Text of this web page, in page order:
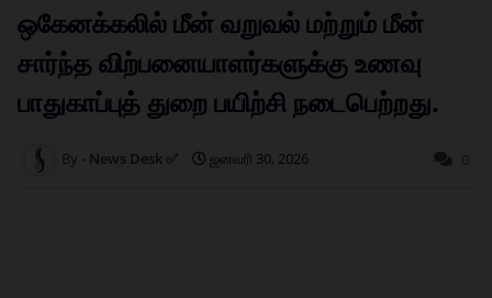
ஒகேனக்கலில் மீன் வறுவல் மற்றும் மீன்
சார்ந்த விற்பனையாளர்களுக்கு உணவு
பாதுகாப்புத் துறை பயிற்சி நடைபெற்றது.
News Desk ✅ ஜனவரி 30, 2026 0